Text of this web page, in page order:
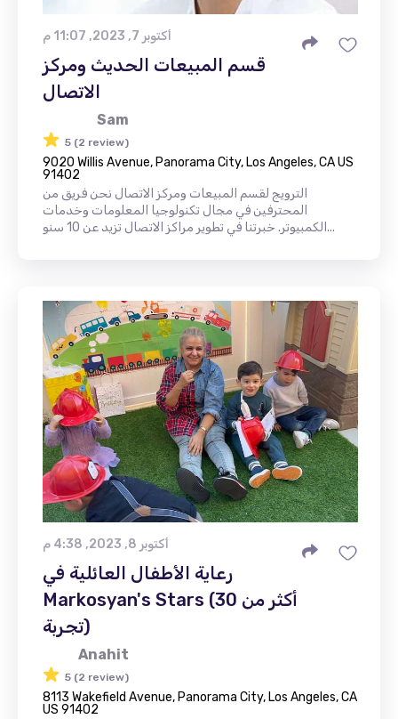
أكتوبر 7, 2023, 11:07 م
قسم المبيعات الحديث ومركز
الاتصال
Sam
5 (2 review)
9020 Willis Avenue, Panorama City, Los Angeles, CA US
91402
الترويج لقسم المبيعات ومركز الاتصال نحن فريق من
المحترفين في مجال تكنولوجيا المعلومات وخدمات
الكمبيوتر. خبرتنا في تطوير مراكز الاتصال تزيد عن 10 سنو...
أكتوبر 8, 2023, 4:38 م
رعاية الأطفال العائلية في
Markosyan's Stars (أكثر من 30
تجربة)
Anahit
5 (2 review)
8113 Wakefield Avenue, Panorama City, Los Angeles, CA
US 91402